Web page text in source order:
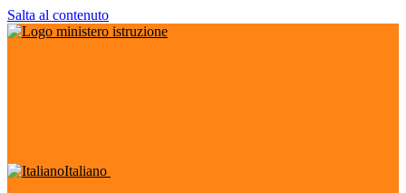
Salta al contenuto
Italiano